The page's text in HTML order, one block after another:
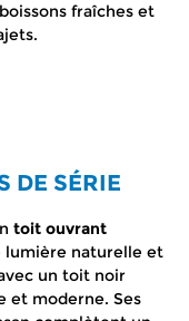
fraîches et
DE SÉRIE
toit ouvrant
lumière naturelle et
un toit noir
et moderne. Ses